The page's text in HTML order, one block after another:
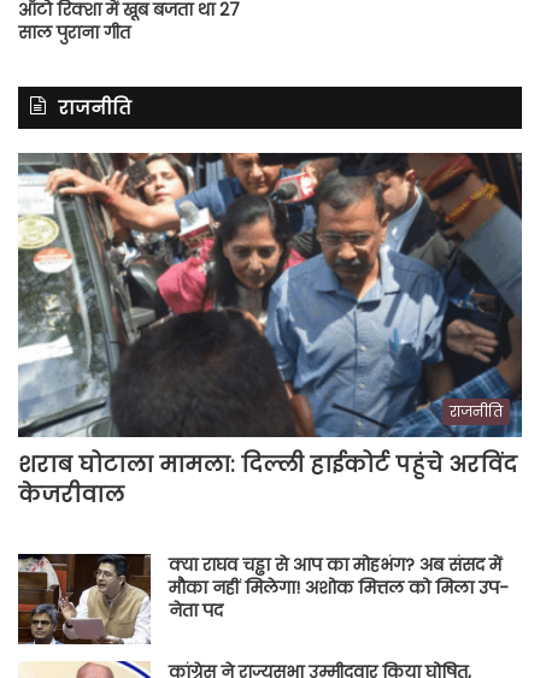
ऑटो रिक्शा में खूब बजता था 27
साल पुराना गीत
राजनीति
राजनीति
शराब घोटाला मामला: दिल्ली हाईकोर्ट पहुंचे अरविंद
केजरीवाल
क्या राघव चड्ढा से आप का मोहभंग? अब संसद में
मौका नहीं मिलेगा! अशोक मित्तल को मिला उप-
नेता पद
कांग्रेस ने राज्यसभा उम्मीदवार किया घोषित,